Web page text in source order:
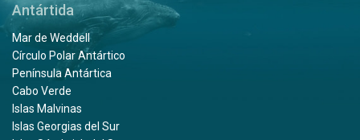
Antártida
Mar de Weddell
Círculo Polar Antártico
Península Antártica
Cabo Verde
Islas Malvinas
Islas Georgias del Sur